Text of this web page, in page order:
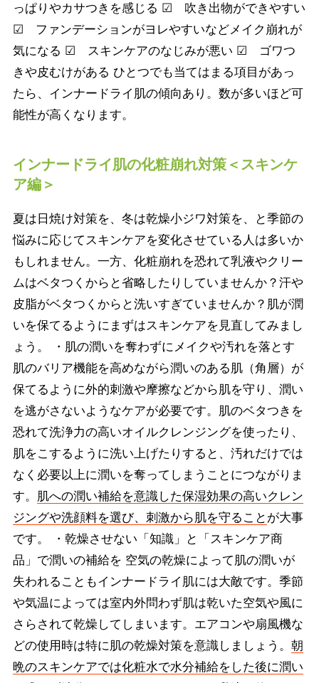
っぱりやカサつきを感じる ☑ 吹き出物ができやすい
☑ ファンデーションがヨレやすいなどメイク崩れが
気になる ☑ スキンケアのなじみが悪い ☑ ゴワつ
きや皮むけがある ひとつでも当てはまる項目があっ
たら、インナードライ肌の傾向あり。数が多いほど可
能性が高くなります。
インナードライ肌の化粧崩れ対策＜スキンケ
ア編＞
夏は日焼け対策を、冬は乾燥小ジワ対策を、と季節の
悩みに応じてスキンケアを変化させている人は多いか
もしれません。一方、化粧崩れを恐れて乳液やクリー
ムはベタつくからと省略したりしていませんか？汗や
皮脂がベタつくからと洗いすぎていませんか？肌が潤
いを保てるようにまずはスキンケアを見直してみまし
ょう。 ・肌の潤いを奪わずにメイクや汚れを落とす
肌のバリア機能を高めながら潤いのある肌（角層）が
保てるように外的刺激や摩擦などから肌を守り、潤い
を逃がさないようなケアが必要です。肌のベタつきを
恐れて洗浄力の高いオイルクレンジングを使ったり、
肌をこするように洗い上げたりすると、汚れだけでは
なく必要以上に潤いを奪ってしまうことにつながりま
す。 肌への潤い補給を意識した保湿効果の高いクレン
ジングや洗顔料を選び、刺激から肌を守ること が大事
です。 ・乾燥させない「知識」と「スキンケア商
品」で潤いの補給を 空気の乾燥によって肌の潤いが
失われることもインナードライ肌には大敵です。季節
や気温によっては室内外問わず肌は乾いた空気や風に
さらされて乾燥してしまいます。エアコンや扇風機な
どの使用時は特に肌の乾燥対策を意識しましょう。 朝
晩のスキンケアでは化粧水で水分補給をした後に潤い